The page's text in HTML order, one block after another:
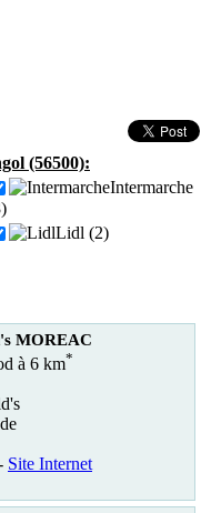
(56500):
Intermarche
Lidl (2)
MOREAC
à 6 km*
Site Internet